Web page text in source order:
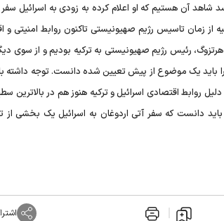
شاهد آن هستیم که او اعلام کرده به زودی به اسرائیل
از زمان تاسیس رژیم صهیونیستی تاکنون روابط امنیتی و
رئیس رژیم صهیونیستی به ترکیه بودیم و از سوی
باید یک موضوع از پیش تعیین شده دانست. توجه داشته
روابط اقتصادی اسرائیل و ترکیه هنوز هم در بالاترین
دانست که سفر آتی اردوغان به اسرائیل یک بخشی از